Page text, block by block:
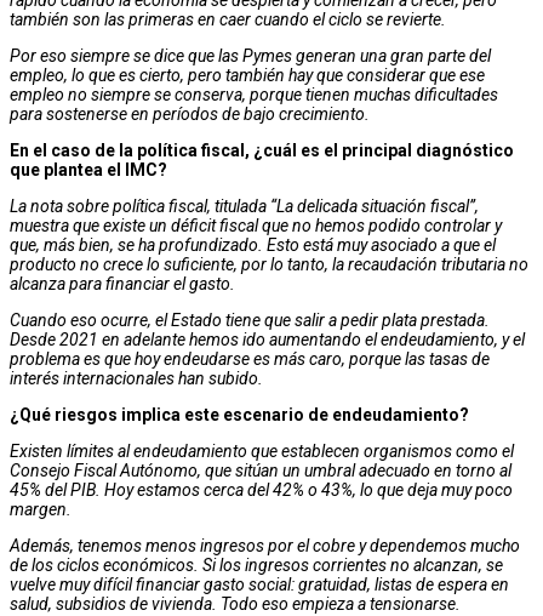
también son las primeras en caer cuando el ciclo se revierte.
Por eso siempre se dice que las Pymes generan una gran parte del
empleo, lo que es cierto, pero también hay que considerar que ese
empleo no siempre se conserva, porque tienen muchas dificultades
para sostenerse en períodos de bajo crecimiento.
En el caso de la política fiscal, ¿cuál es el principal diagnóstico
que plantea el IMC?
La nota sobre política fiscal, titulada “La delicada situación fiscal”,
muestra que existe un déficit fiscal que no hemos podido controlar y
que, más bien, se ha profundizado. Esto está muy asociado a que el
producto no crece lo suficiente, por lo tanto, la recaudación tributaria no
alcanza para financiar el gasto.
Cuando eso ocurre, el Estado tiene que salir a pedir plata prestada.
Desde 2021 en adelante hemos ido aumentando el endeudamiento, y el
problema es que hoy endeudarse es más caro, porque las tasas de
interés internacionales han subido.
¿Qué riesgos implica este escenario de endeudamiento?
Existen límites al endeudamiento que establecen organismos como el
Consejo Fiscal Autónomo, que sitúan un umbral adecuado en torno al
45% del PIB. Hoy estamos cerca del 42% o 43%, lo que deja muy poco
margen.
Además, tenemos menos ingresos por el cobre y dependemos mucho
de los ciclos económicos. Si los ingresos corrientes no alcanzan, se
vuelve muy difícil financiar gasto social: gratuidad, listas de espera en
salud, subsidios de vivienda. Todo eso empieza a tensionarse.